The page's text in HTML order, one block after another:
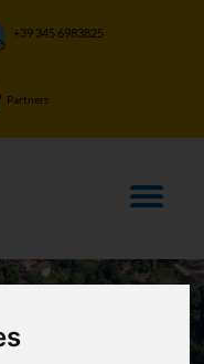
+39 345 6983825
Partners